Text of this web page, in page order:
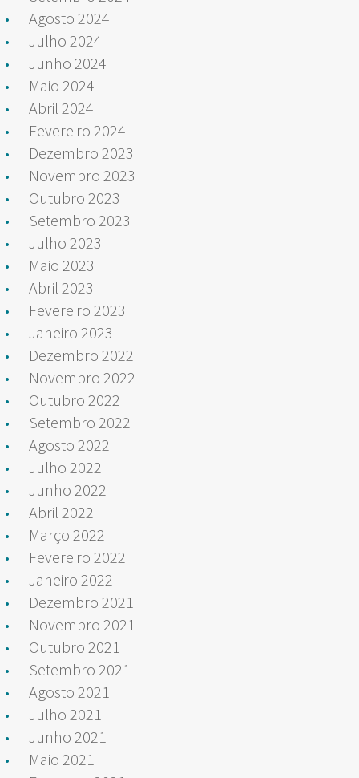
Agosto 2024
Julho 2024
Junho 2024
Maio 2024
Abril 2024
Fevereiro 2024
Dezembro 2023
Novembro 2023
Outubro 2023
Setembro 2023
Julho 2023
Maio 2023
Abril 2023
Fevereiro 2023
Janeiro 2023
Dezembro 2022
Novembro 2022
Outubro 2022
Setembro 2022
Agosto 2022
Julho 2022
Junho 2022
Abril 2022
Março 2022
Fevereiro 2022
Janeiro 2022
Dezembro 2021
Novembro 2021
Outubro 2021
Setembro 2021
Agosto 2021
Julho 2021
Junho 2021
Maio 2021